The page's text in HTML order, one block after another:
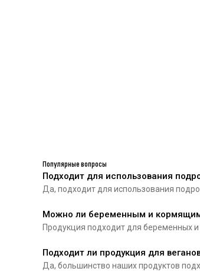
Популярные вопросы
Подходит для использования
Да, подходит для использования
Можно ли беременным и
Продукция подходит для беременных
Подходит ли продукция для
Да, большинство наших продуктов